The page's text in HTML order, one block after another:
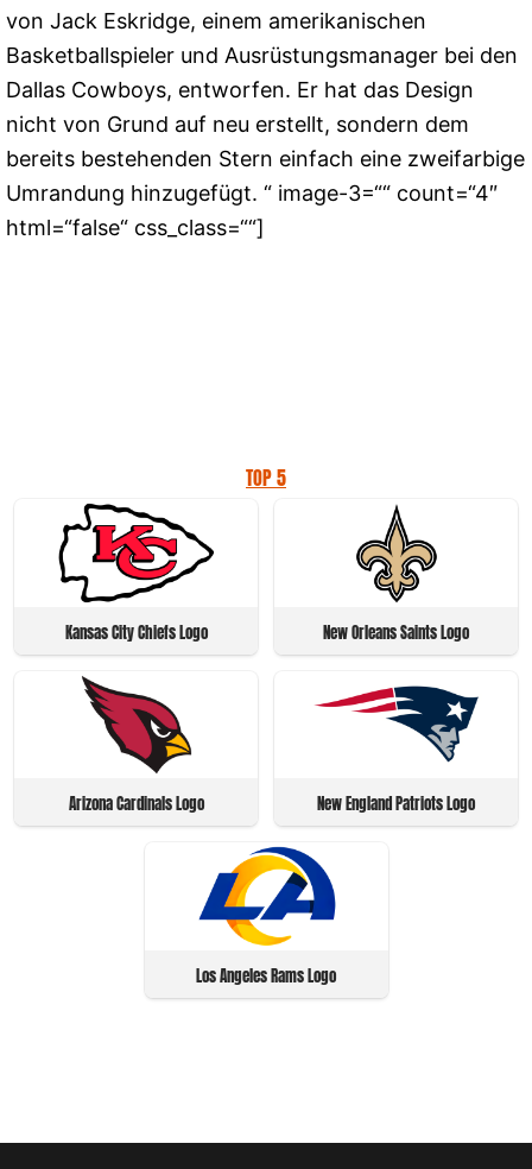
von Jack Eskridge, einem amerikanischen
Basketballspieler und Ausrüstungsmanager bei den
Dallas Cowboys, entworfen. Er hat das Design
nicht von Grund auf neu erstellt, sondern dem
bereits bestehenden Stern einfach eine zweifarbige
Umrandung hinzugefügt. “ image-3=““ count=“4″
html=“false“ css_class=““]
TOP 5
Kansas City Chiefs Logo New Orleans Saints Logo
Arizona Cardinals Logo New England Patriots Logo
Los Angeles Rams Logo